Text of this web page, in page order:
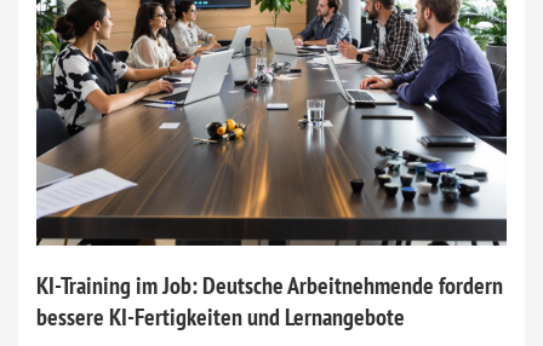
KI-Training im Job: Deutsche Arbeitnehmende fordern
bessere KI-Fertigkeiten und Lernangebote